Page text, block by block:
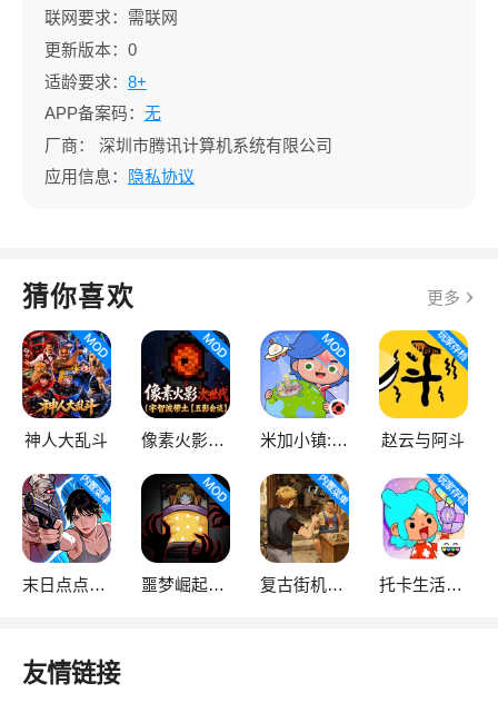
联网要求：需联网
更新版本：0
适龄要求： 8+
APP备案码： 无
厂商：
深圳市腾讯计算机系统有限公司
应用信息：
隐私协议
猜你喜欢 更多
神人大乱斗 像素火影次世代 米加小镇:世界 赵云与阿斗
末日点点（辅助菜单） 噩梦崛起：生存 复古街机大亨 托卡生活：世界
友情链接